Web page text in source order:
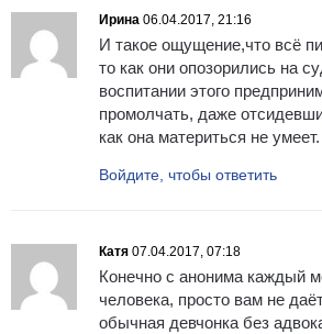
Ирина 06.04.2017, 21:16
И такое ощущение,что всё
то как они опозорились на
воспитании этого
промолчать, даже
как она материться не умеет.
Войдите, чтобы ответить
Катя 07.04.2017, 07:18
Конечно с анонима каждый
человека, просто вам не
обычная девчонка без